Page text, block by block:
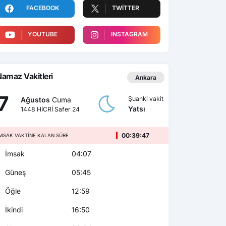
FACEBOOK TWITTER
YOUTUBE INSTAGRAM
Vakitleri Ankara
Ağustos Cuma
1448 HİCRİ Safer 24
Şuanki vakit
Yatsı
VAKTINE KALAN SÜRE 00:39:45
İmsak 04:07
Güneş 05:45
Öğle 12:59
İkindi 16:50